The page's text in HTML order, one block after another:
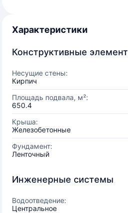
Характеристики
Конструктивные
Несущие стены:
Кирпич
Площадь подвала, м²:
650.4
Крыша:
Железобетонные
Фундамент:
Ленточный
Инженерные системы
Водоотведение:
Центральное